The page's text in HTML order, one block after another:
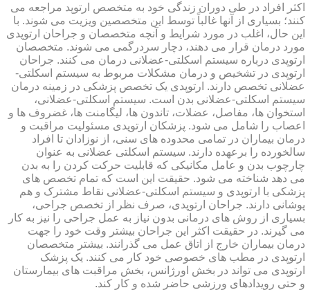
اکثر افراد در طی دوران زندگی خود به متخصص ارتوپد مراجعه می
کنند؛ بسیاری از آنها غالباً توسط این متخصصین ویزیت می شوند. با
این حال، اغلب در مورد شرایط و آنچه متخصصان و جراحان ارتوپدی
مورد درمان قرار می دهند، دچار سردرگمی می شوند. متخصصان
ارتوپدی درباره سیستم اسکلتی-عضلانی درمان می کنند. جراحان
ارتوپدی در تشخیص و درمان مشکلات مربوط به سیستم اسکلتی-
عضلانی تخصص دارند. ارتوپدی یک تخصص پزشکی در زمینه درمان
سیستم اسکلتی-عضلانی بدن است. سیستم اسکلتی-عضلانی،
استخوان ها، مفاصل، عضلات، تاندون ها، لیگامنت ها، غضروف ها و
اعصاب را شامل می شود. پزشکان ارتوپدی مسئولیت مراقبت و
درمان بیماران در تمامی محدوده های سنی، از نوزادان تا افراد
سالخورده را برعهده دارند. سیستم اسکلتی عضلانی به عنوان
چارچوب بدن و عامل مکانیکی که قابلیت حرکت کردن را به بدن
می دهد شناخته می شود. حقیقت این است که تمام تخصص های
پزشکی با ارتوپدی و سیستم اسکلتی-عضلانی نقاط مشترک و هم
پوشانی دارند. جراحان ارتوپدی، صرف نظر از تخصص جراحی،
بسیاری از روش های درمانی بدون نیاز به عمل جراحی را نیز به کار
می گیرند. در حقیقت اکثر این جراحان بیشتر وقت خود را جهت
درمان بیماران خارج از اتاق عمل می گذرانند. بیشتر متخصصان
ارتوپدی در مطب های خصوصی خود کار می کنند. یک پزشک
ارتوپدی می تواند در بخش اورژانس، بخش مراقبت های بیمارستان
و حتی رویدادهای ورزشی حاضر شده و کار کند.